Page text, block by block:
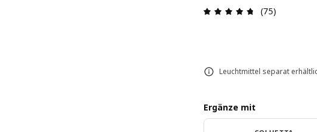
Bewertung:
(75)
Leuchtmittel separat
Ergänze mit